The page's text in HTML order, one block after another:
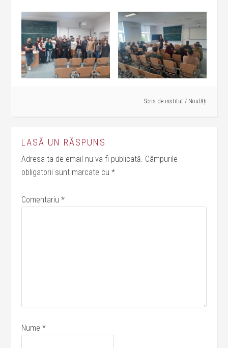
Scris de institut / Noutăți
LASĂ UN RĂSPUNS
Adresa ta de email nu va fi publicată. Câmpurile
obligatorii sunt marcate cu*
Comentariu*
Nume*